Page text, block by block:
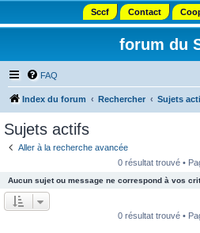
Sccf Contact
forum du
FAQ
Index du forum Rechercher Sujets
Sujets actifs
Aller à la recherche avancée
0 résultat trouvé •
Aucun sujet ou message ne correspond à vos
0 résultat trouvé •